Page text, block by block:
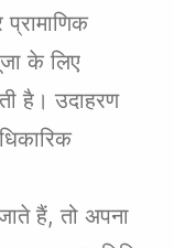
के लिए
है। उदाहरण
हैं, तो अपना